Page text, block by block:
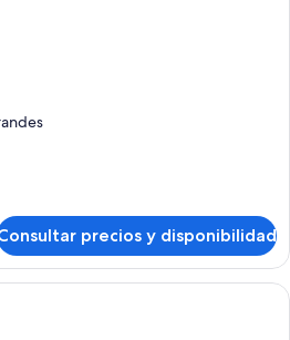
precios y disponibilidad